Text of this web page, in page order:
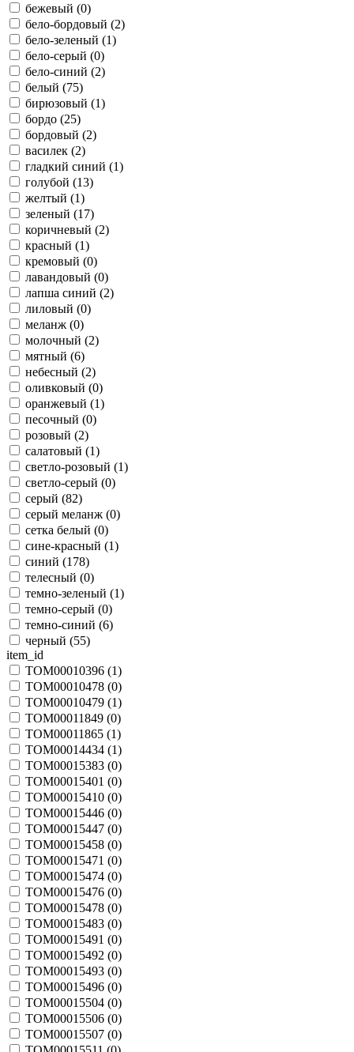
бежевый (0)
бело-бордовый (2)
бело-зеленый (1)
бело-серый (0)
бело-синий (2)
белый (75)
бирюзовый (1)
бордо (25)
бордовый (2)
василек (2)
гладкий синий (1)
голубой (13)
желтый (1)
зеленый (17)
коричневый (2)
красный (1)
кремовый (0)
лавандовый (0)
лапша синий (2)
лиловый (0)
меланж (0)
молочный (2)
мятный (6)
небесный (2)
оливковый (0)
оранжевый (1)
песочный (0)
розовый (2)
салатовый (1)
светло-розовый (1)
светло-серый (0)
серый (82)
серый меланж (0)
сетка белый (0)
сине-красный (1)
синий (178)
телесный (0)
темно-зеленый (1)
темно-серый (0)
темно-синий (6)
черный (55)
item_id
TOM00010396 (1)
TOM00010478 (0)
TOM00010479 (1)
TOM00011849 (0)
TOM00011865 (1)
TOM00014434 (1)
TOM00015383 (0)
TOM00015401 (0)
TOM00015410 (0)
TOM00015446 (0)
TOM00015447 (0)
TOM00015458 (0)
TOM00015471 (0)
TOM00015474 (0)
TOM00015476 (0)
TOM00015478 (0)
TOM00015483 (0)
TOM00015491 (0)
TOM00015492 (0)
TOM00015493 (0)
TOM00015496 (0)
TOM00015504 (0)
TOM00015506 (0)
TOM00015507 (0)